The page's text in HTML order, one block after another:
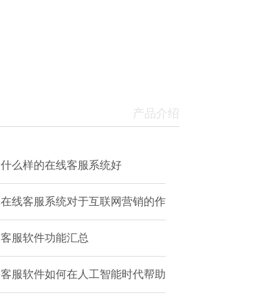
产品介绍
什么样的在线客服系统好
在线客服系统对于互联网营销的作
客服软件功能汇总
客服软件如何在人工智能时代帮助